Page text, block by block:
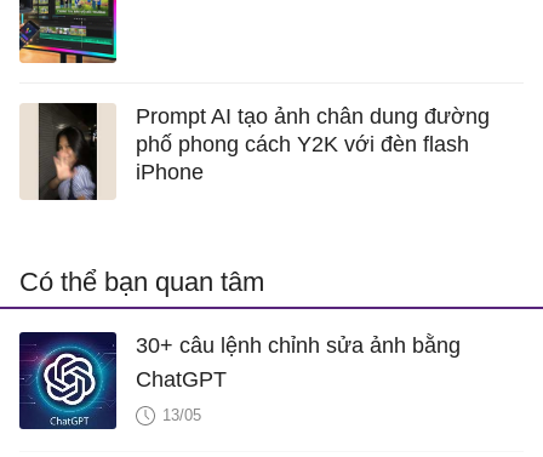
Prompt AI tạo ảnh chân dung đường
phố phong cách Y2K với đèn flash
iPhone
Có thể bạn quan tâm
30+ câu lệnh chỉnh sửa ảnh bằng
ChatGPT
13/05